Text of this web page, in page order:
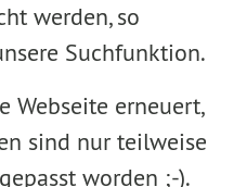
werden, so
Suchfunktion.
Webseite erneuert,
sind nur teilweise
worden ;-).